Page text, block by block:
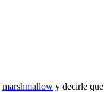
marshmallow y decirle que